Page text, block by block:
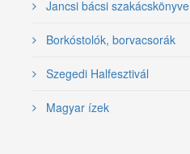
Jancsi bácsi szakácskönyve
Borkóstolók, borvacsorák
Szegedi Halfesztivál
Magyar ízek